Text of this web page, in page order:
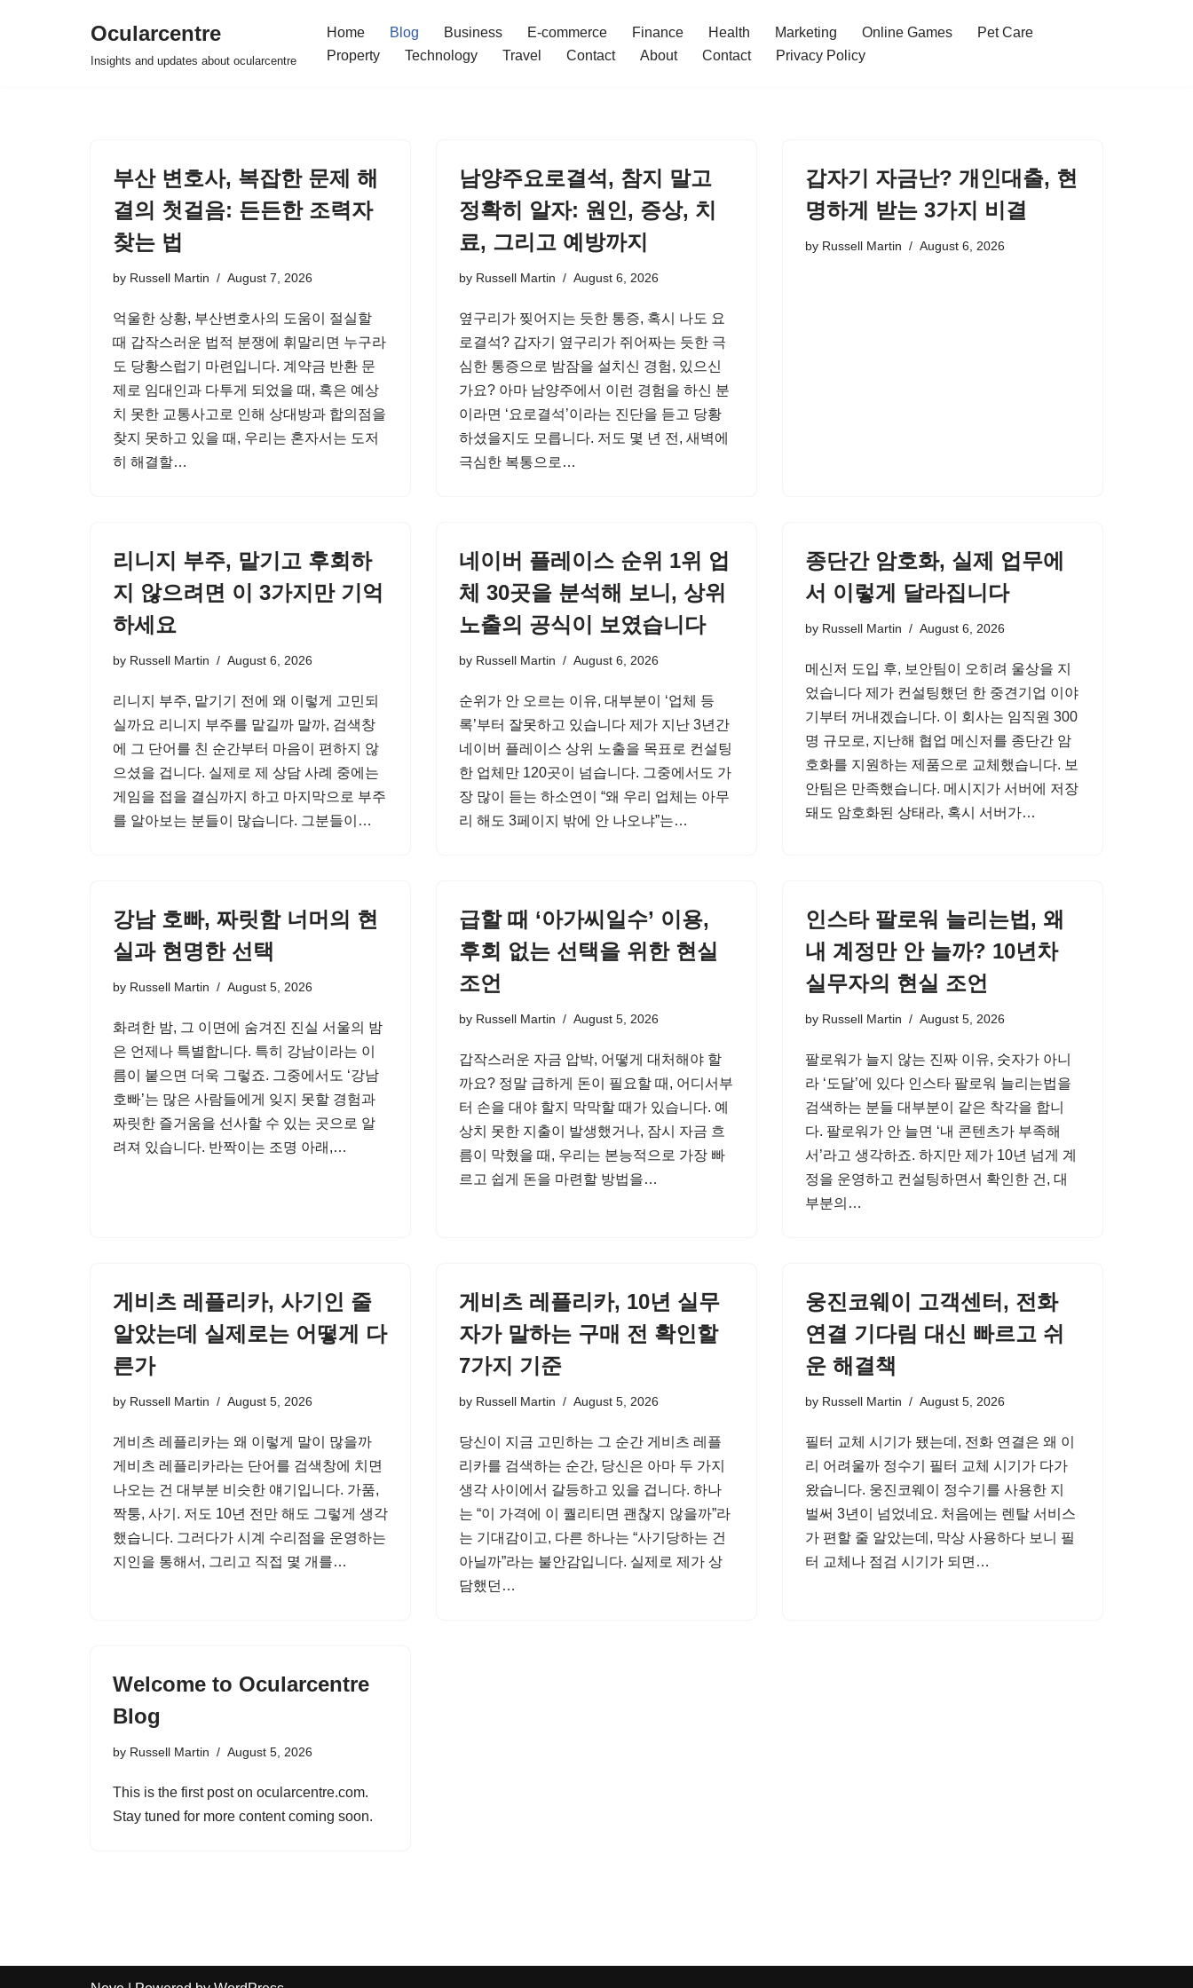
Ocularcentre
Insights and updates about ocularcentre
Home Blog Business E-commerce Finance Health Marketing Online Games
Pet Care
Property
Technology Travel Contact About Contact Privacy Policy
부산 변호사, 복잡한 문제 해
결의 첫걸음: 든든한 조력자
찾는 법
by Russell Martin August 7, 2026
억울한 상황, 부산변호사의 도움이 절실할
때 갑작스러운 법적 분쟁에 휘말리면 누구라
도 당황스럽기 마련입니다. 계약금 반환 문
제로 임대인과 다투게 되었을 때, 혹은 예상
치 못한 교통사고로 인해 상대방과 합의점을
찾지 못하고 있을 때, 우리는 혼자서는 도저
히 해결할…
남양주요로결석, 참지 말고
정확히 알자: 원인, 증상, 치
료, 그리고 예방까지
by Russell Martin August 6, 2026
옆구리가 찢어지는 듯한 통증, 혹시 나도 요
로결석? 갑자기 옆구리가 쥐어짜는 듯한 극
심한 통증으로 밤잠을 설치신 경험, 있으신
가요? 아마 남양주에서 이런 경험을 하신 분
이라면 ‘요로결석’이라는 진단을 듣고 당황
하셨을지도 모릅니다. 저도 몇 년 전, 새벽에
극심한 복통으로…
갑자기 자금난? 개인대출, 현
명하게 받는 3가지 비결
by Russell Martin August 6, 2026
리니지 부주, 맡기고 후회하
지 않으려면 이 3가지만 기억
하세요
by Russell Martin August 6, 2026
리니지 부주, 맡기기 전에 왜 이렇게 고민되
실까요 리니지 부주를 맡길까 말까, 검색창
에 그 단어를 친 순간부터 마음이 편하지 않
으셨을 겁니다. 실제로 제 상담 사례 중에는
게임을 접을 결심까지 하고 마지막으로 부주
를 알아보는 분들이 많습니다. 그분들이…
네이버 플레이스 순위 1위 업
체 30곳을 분석해 보니, 상위
노출의 공식이 보였습니다
by Russell Martin August 6, 2026
순위가 안 오르는 이유, 대부분이 ‘업체 등
록’부터 잘못하고 있습니다 제가 지난 3년간
네이버 플레이스 상위 노출을 목표로 컨설팅
한 업체만 120곳이 넘습니다. 그중에서도 가
장 많이 듣는 하소연이 “왜 우리 업체는 아무
리 해도 3페이지 밖에 안 나오냐”는…
종단간 암호화, 실제 업무에
서 이렇게 달라집니다
by Russell Martin August 6, 2026
메신저 도입 후, 보안팀이 오히려 울상을 지
었습니다 제가 컨설팅했던 한 중견기업 이야
기부터 꺼내겠습니다. 이 회사는 임직원 300
명 규모로, 지난해 협업 메신저를 종단간 암
호화를 지원하는 제품으로 교체했습니다. 보
안팀은 만족했습니다. 메시지가 서버에 저장
돼도 암호화된 상태라, 혹시 서버가…
강남 호빠, 짜릿함 너머의 현
실과 현명한 선택
by Russell Martin August 5, 2026
화려한 밤, 그 이면에 숨겨진 진실 서울의 밤
은 언제나 특별합니다. 특히 강남이라는 이
름이 붙으면 더욱 그렇죠. 그중에서도 ‘강남
호빠’는 많은 사람들에게 잊지 못할 경험과
짜릿한 즐거움을 선사할 수 있는 곳으로 알
려져 있습니다. 반짝이는 조명 아래,…
급할 때 ‘아가씨일수’ 이용,
후회 없는 선택을 위한 현실
조언
by Russell Martin August 5, 2026
갑작스러운 자금 압박, 어떻게 대처해야 할
까요? 정말 급하게 돈이 필요할 때, 어디서부
터 손을 대야 할지 막막할 때가 있습니다. 예
상치 못한 지출이 발생했거나, 잠시 자금 흐
름이 막혔을 때, 우리는 본능적으로 가장 빠
르고 쉽게 돈을 마련할 방법을…
인스타 팔로워 늘리는법, 왜
내 계정만 안 늘까? 10년차
실무자의 현실 조언
by Russell Martin August 5, 2026
팔로워가 늘지 않는 진짜 이유, 숫자가 아니
라 ‘도달’에 있다 인스타 팔로워 늘리는법을
검색하는 분들 대부분이 같은 착각을 합니
다. 팔로워가 안 늘면 ‘내 콘텐츠가 부족해
서’라고 생각하죠. 하지만 제가 10년 넘게 계
정을 운영하고 컨설팅하면서 확인한 건, 대
부분의…
게비츠 레플리카, 사기인 줄
알았는데 실제로는 어떻게 다
른가
by Russell Martin August 5, 2026
게비츠 레플리카는 왜 이렇게 말이 많을까
게비츠 레플리카라는 단어를 검색창에 치면
나오는 건 대부분 비슷한 얘기입니다. 가품,
짝퉁, 사기. 저도 10년 전만 해도 그렇게 생각
했습니다. 그러다가 시계 수리점을 운영하는
지인을 통해서, 그리고 직접 몇 개를…
게비츠 레플리카, 10년 실무
자가 말하는 구매 전 확인할
7가지 기준
by Russell Martin August 5, 2026
당신이 지금 고민하는 그 순간 게비츠 레플
리카를 검색하는 순간, 당신은 아마 두 가지
생각 사이에서 갈등하고 있을 겁니다. 하나
는 “이 가격에 이 퀄리티면 괜찮지 않을까”라
는 기대감이고, 다른 하나는 “사기당하는 건
아닐까”라는 불안감입니다. 실제로 제가 상
담했던…
웅진코웨이 고객센터, 전화
연결 기다림 대신 빠르고 쉬
운 해결책
by Russell Martin August 5, 2026
필터 교체 시기가 됐는데, 전화 연결은 왜 이
리 어려울까 정수기 필터 교체 시기가 다가
왔습니다. 웅진코웨이 정수기를 사용한 지
벌써 3년이 넘었네요. 처음에는 렌탈 서비스
가 편할 줄 알았는데, 막상 사용하다 보니 필
터 교체나 점검 시기가 되면…
Welcome to Ocularcentre
Blog
by Russell Martin August 5, 2026
This is the first post on ocularcentre.com.
Stay tuned for more content coming soon.